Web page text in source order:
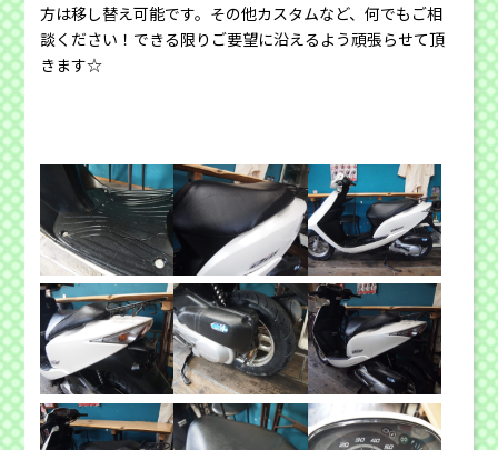
方は移し替え可能です。その他カスタムなど、何でもご相
談ください！できる限りご要望に沿えるよう頑張らせて頂
きます☆